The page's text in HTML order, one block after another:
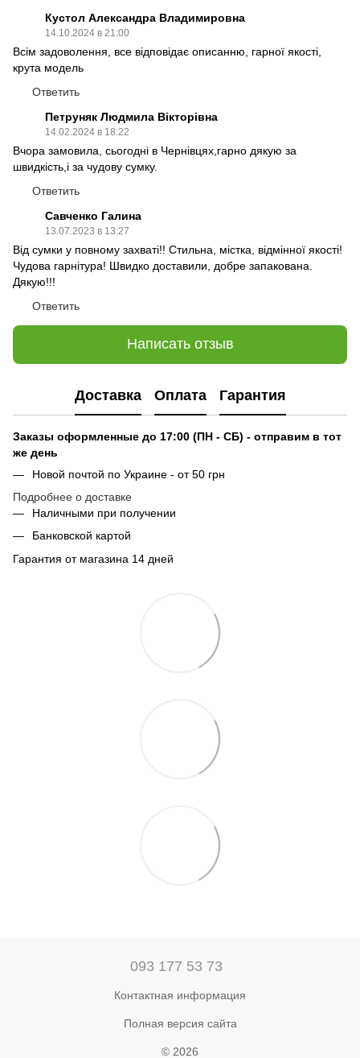
Кустол Александра Владимировна
14.10.2024 в 21:00
Всім задоволення, все відповідає описанню, гарної якості,
крута модель
Ответить
Петруняк Людмила Вікторівна
14.02.2024 в 18:22
Вчора замовила, сьогодні в Чернівцях,гарно дякую за
швидкість,і за чудову сумку.
Ответить
Савченко Галина
13.07.2023 в 13:27
Від сумки у повному захваті!! Стильна, містка, відмінної якості!
Чудова гарнітура! Швидко доставили, добре запакована.
Дякую!!!
Ответить
Написать отзыв
Доставка Оплата Гарантия
Заказы оформленные до 17:00 (ПН - СБ) - отправим в тот
же день
Новой почтой по Украине - от 50 грн
Подробнее о доставке
Наличными при получении
Банковской картой
Гарантия от магазина 14 дней
093 177 53 73
Контактная информация
Полная версия сайта
© 2026